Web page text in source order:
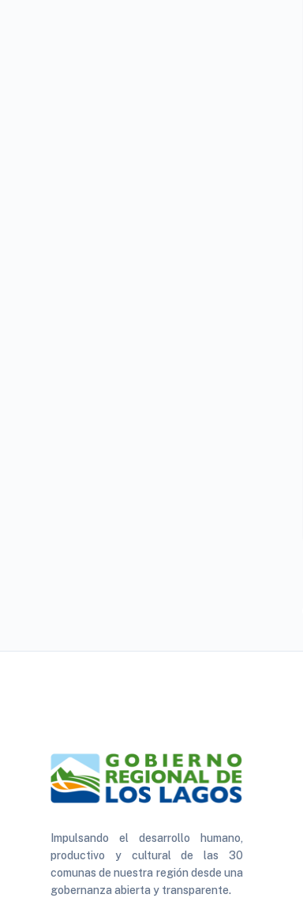
Impulsando el desarrollo humano,
productivo y cultural de las 30
comunas de nuestra región desde una
gobernanza abierta y transparente.